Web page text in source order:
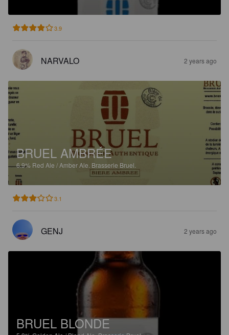
3.9
NARVALO 2 years ago
BRUEL AMBRÉE
6.9% Red Ale / Amber Ale. Brasserie Bruel.
3.1
GENJ 2 years ago
BRUEL BLONDE